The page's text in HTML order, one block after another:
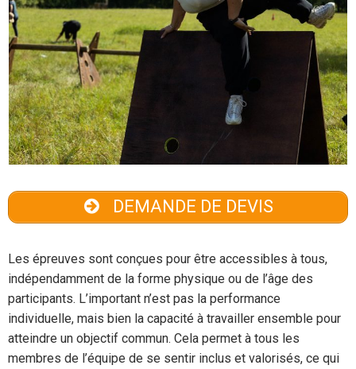
DEMANDE DE DEVIS
Les épreuves sont conçues pour être accessibles à tous,
indépendamment de la forme physique ou de l’âge des
participants. L’important n’est pas la performance
individuelle, mais bien la capacité à travailler ensemble pour
atteindre un objectif commun. Cela permet à tous les
membres de l’équipe de se sentir inclus et valorisés, ce qui